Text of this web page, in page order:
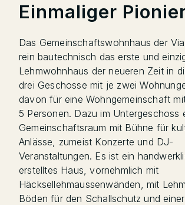
Einmaliger
Das Gemeinschaftswohnhaus der
rein bautechnisch das erste und
Lehmwohnhaus der neueren Zeit in
drei Geschosse mit je zwei
davon für eine Wohngemeinschaft
5 Personen. Dazu im Untergeschoss
Gemeinschaftsraum mit Bühne für
Anlässe, zumeist Konzerte und DJ-
Veranstaltungen. Es ist ein
erstelltes Haus, vornehmlich mit
Häcksellehmaussenwänden, mit
Böden für den Schallschutz und